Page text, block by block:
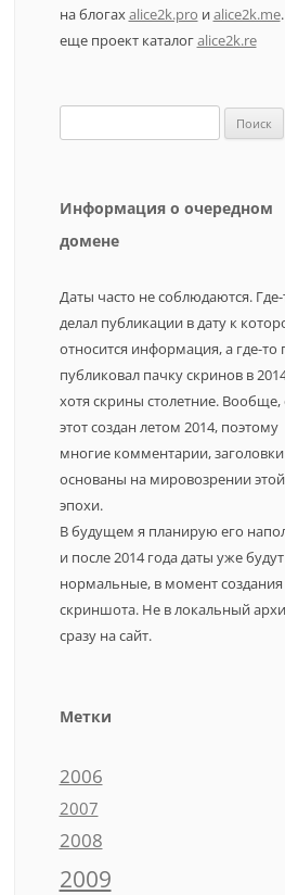
на блогахalice2k.pro иalice2k.me
еще проект каталогalice2k.re
Информация о очередном
домене
Даты часто не соблюдаются. Где-
делал публикации в дату к
относится информация, а где-то
публиковал пачку скринов в
хотя скрины столетние. Вообще,
этот создан летом 2014, поэтому
многие комментарии,
основаны на мировозрении этой
эпохи.
В будущем я планирую его
и после 2014 года даты уже будут
нормальные, в момент создания
скриншота. Не в локальный
сразу на сайт.
Метки
2006
2007
2008
2009